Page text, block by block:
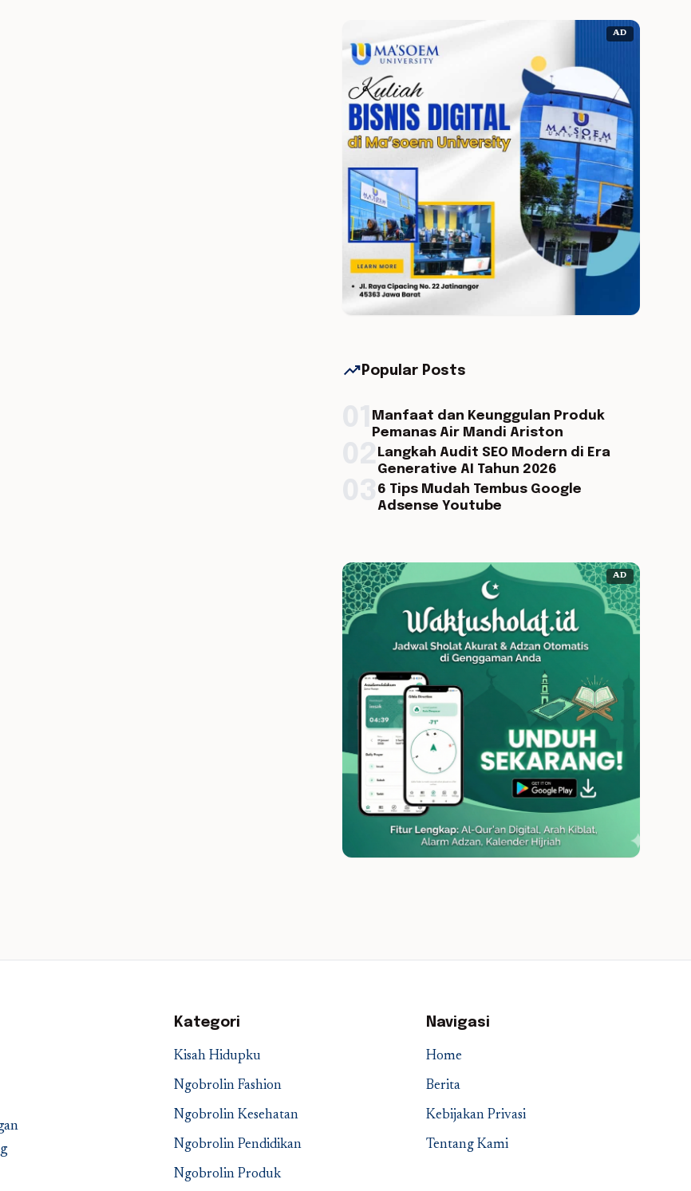
AD
trending_up Popular Posts
Manfaat dan Keunggulan Produk
Pemanas Air Mandi Ariston
Langkah Audit SEO Modern di Era
Generative AI Tahun 2026
6 Tips Mudah Tembus Google
Adsense Youtube
AD
Kategori
Kisah Hidupku
Ngobrolin Fashion
Ngobrolin Kesehatan
Ngobrolin Pendidikan
Ngobrolin Produk
Navigasi
Home
Berita
Kebijakan Privasi
Tentang Kami